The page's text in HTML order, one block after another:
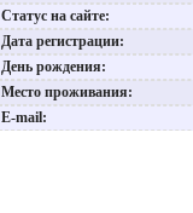
Статус на сайте:
Дата регистрации:
День рождения:
Место проживания:
E-mail: